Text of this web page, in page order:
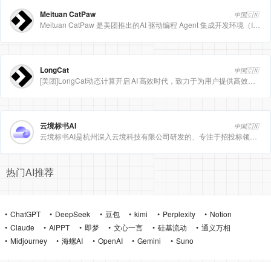
Meituan CatPaw 中国🇨🇳
LongCat 中国🇨🇳
云境标书AI 中国🇨🇳
热门AI推荐
ChatGPT DeepSeek 豆包 kimi Perplexity
Notion
Claude
AiPPT 即梦 文心一言 硅基流动
通义万相
Midjourney
海螺AI OpenAI Gemini Suno